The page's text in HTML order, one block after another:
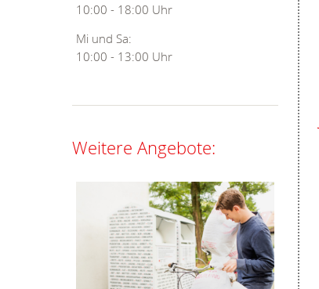
10:00 - 18:00 Uhr
Mi und Sa:
10:00 - 13:00 Uhr
Weitere Angebote: